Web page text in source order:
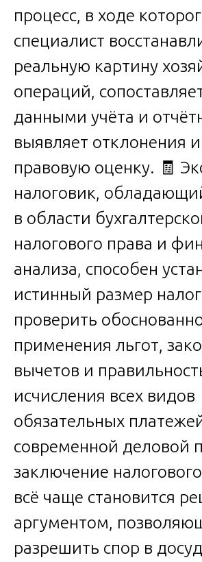
процесс, в ходе
специалист
реальную картину
операций,
данными учёта и
выявляет отклонения
правовую оценку. 🧾
налоговик,
в области
налогового права и
анализа, способен
истинный размер
проверить
применения льгот,
вычетов и
исчисления всех видов
обязательных
современной деловой
заключение
всё чаще становится
аргументом,
разрешить спор в